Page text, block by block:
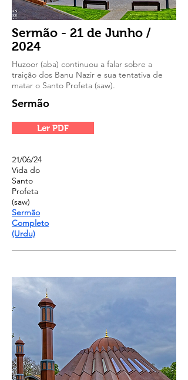
Sermão - 21 de Junho /
2024
Huzoor (aba) continuou a falar sobre a
traição dos Banu Nazir e sua tentativa de
matar o Santo Profeta (saw).
Sermão
Ler PDF
21/06/24
Vida do
Santo
Profeta
(saw)
Sermão
Completo
(Urdu)